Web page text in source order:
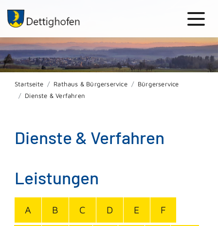
Startseite Rathaus & Bürgerservice
Bürgerservice
Dienste & Verfahren
Dienste & Verfahren
Leistungen
A B C D E F